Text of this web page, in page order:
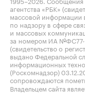
агентства «РБК»
массовой информации
по надзору в сфере
и массовых
за номером ИА №ФС77-
(свидетельство о
выдано Федеральной
информационных
(Роскомнадзор)
сопровождаются
Владельцем сайта